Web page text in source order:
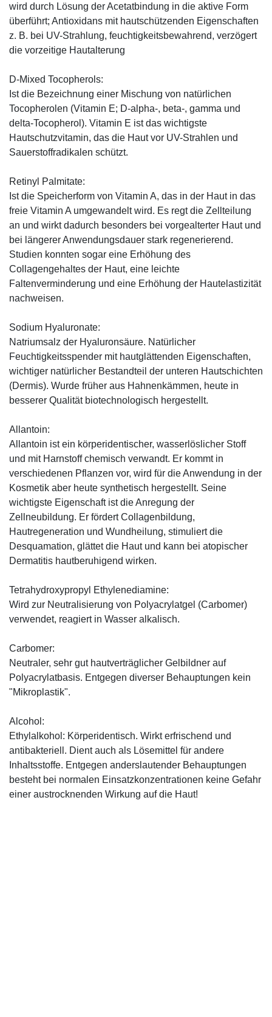
wird durch Lösung der Acetatbindung in die aktive Form
überführt; Antioxidans mit hautschützenden Eigenschaften
z. B. bei UV-Strahlung, feuchtigkeitsbewahrend, verzögert
die vorzeitige Hautalterung
D-Mixed Tocopherols:
Ist die Bezeichnung einer Mischung von natürlichen
Tocopherolen (Vitamin E; D-alpha-, beta-, gamma und
delta-Tocopherol). Vitamin E ist das wichtigste
Hautschutzvitamin, das die Haut vor UV-Strahlen und
Sauerstoffradikalen schützt.
Retinyl Palmitate:
Ist die Speicherform von Vitamin A, das in der Haut in das
freie Vitamin A umgewandelt wird. Es regt die Zellteilung
an und wirkt dadurch besonders bei vorgealterter Haut und
bei längerer Anwendungsdauer stark regenerierend.
Studien konnten sogar eine Erhöhung des
Collagengehaltes der Haut, eine leichte
Faltenverminderung und eine Erhöhung der Hautelastizität
nachweisen.
Sodium Hyaluronate:
Natriumsalz der Hyaluronsäure. Natürlicher
Feuchtigkeitsspender mit hautglättenden Eigenschaften,
wichtiger natürlicher Bestandteil der unteren Hautschichten
(Dermis). Wurde früher aus Hahnenkämmen, heute in
besserer Qualität biotechnologisch hergestellt.
Allantoin:
Allantoin ist ein körperidentischer, wasserlöslicher Stoff
und mit Harnstoff chemisch verwandt. Er kommt in
verschiedenen Pflanzen vor, wird für die Anwendung in der
Kosmetik aber heute synthetisch hergestellt. Seine
wichtigste Eigenschaft ist die Anregung der
Zellneubildung. Er fördert Collagenbildung,
Hautregeneration und Wundheilung, stimuliert die
Desquamation, glättet die Haut und kann bei atopischer
Dermatitis hautberuhigend wirken.
Tetrahydroxypropyl Ethylenediamine:
Wird zur Neutralisierung von Polyacrylatgel (Carbomer)
verwendet, reagiert in Wasser alkalisch.
Carbomer:
Neutraler, sehr gut hautverträglicher Gelbildner auf
Polyacrylatbasis. Entgegen diverser Behauptungen kein
"Mikroplastik".
Alcohol:
Ethylalkohol: Körperidentisch. Wirkt erfrischend und
antibakteriell. Dient auch als Lösemittel für andere
Inhaltsstoffe. Entgegen anderslautender Behauptungen
besteht bei normalen Einsatzkonzentrationen keine Gefahr
einer austrocknenden Wirkung auf die Haut!